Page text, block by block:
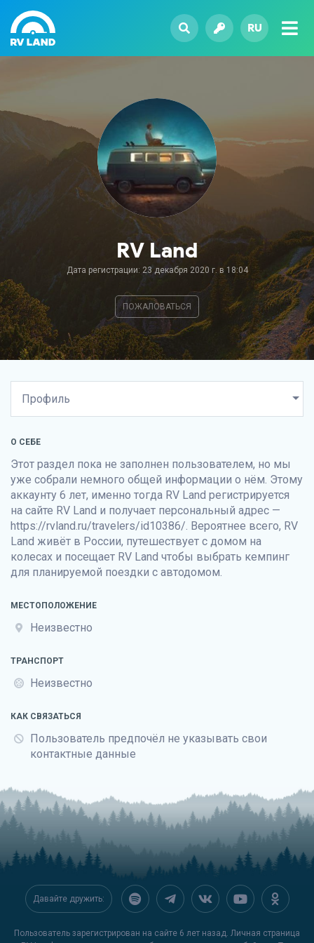
RU
RV Land
Дата регистрации: 23 декабря 2020 г. в 18:04
ПОЖАЛОВАТЬСЯ
О СЕБЕ
Этот раздел пока не заполнен пользователем, но мы
уже собрали немного общей информации о нём. Этому
аккаунту 6 лет, именно тогда RV Land регистрируется
на сайте RV Land и получает персональный адрес —
https://rvland.ru/travelers/id10386/. Вероятнее всего, RV
Land живёт в России, путешествует с домом на
колесах и посещает RV Land чтобы выбрать кемпинг
для планируемой поездки с автодомом.
МЕСТОПОЛОЖЕНИЕ
Неизвестно
ТРАНСПОРТ
Неизвестно
КАК СВЯЗАТЬСЯ
Пользователь предпочёл не указывать свои
контактные данные
Давайте дружить:
Пользователь зарегистрирован на сайте 6 лет назад. Личная страница